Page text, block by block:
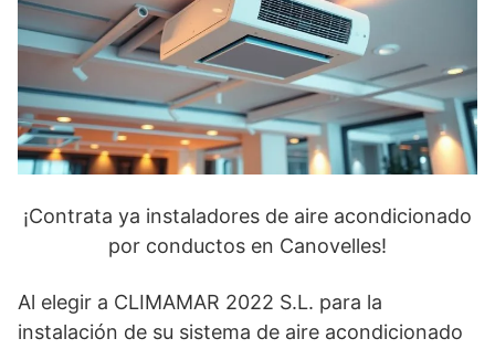
¡Contrata ya instaladores de aire acondicionado
por conductos en Canovelles!
Al elegir a CLIMAMAR 2022 S.L. para la
instalación de su sistema de aire acondicionado